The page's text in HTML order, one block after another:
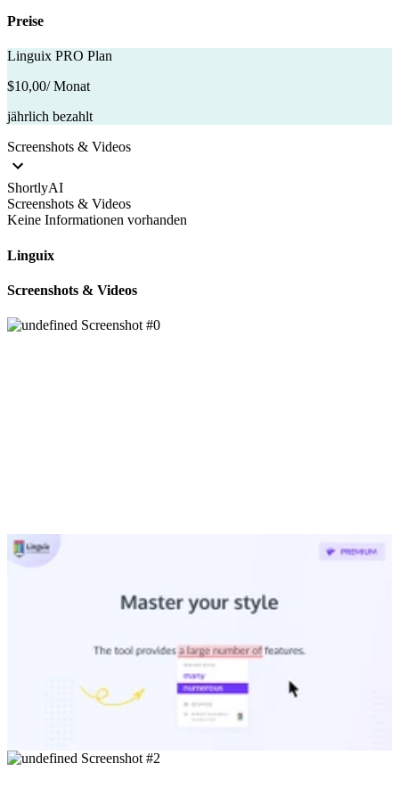
Preise
Linguix PRO Plan
$10,00/ Monat
jährlich bezahlt
Screenshots & Videos
ShortlyAI
Screenshots & Videos
Keine Informationen vorhanden
Linguix
Screenshots & Videos